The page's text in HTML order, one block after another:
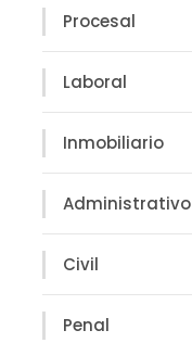
Procesal
Laboral
Inmobiliario
Administrativo
Civil
Penal